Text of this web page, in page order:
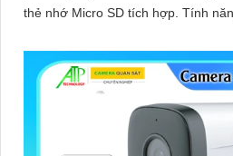
thẻ nhớ Micro